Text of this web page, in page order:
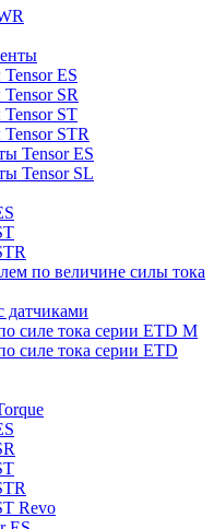
ES
SR
Tensor ST
STR
Tensor ES
Tensor SL
по величине силы тока
датчиками
силе тока серии ETD M
силе тока серии ETD
Revo